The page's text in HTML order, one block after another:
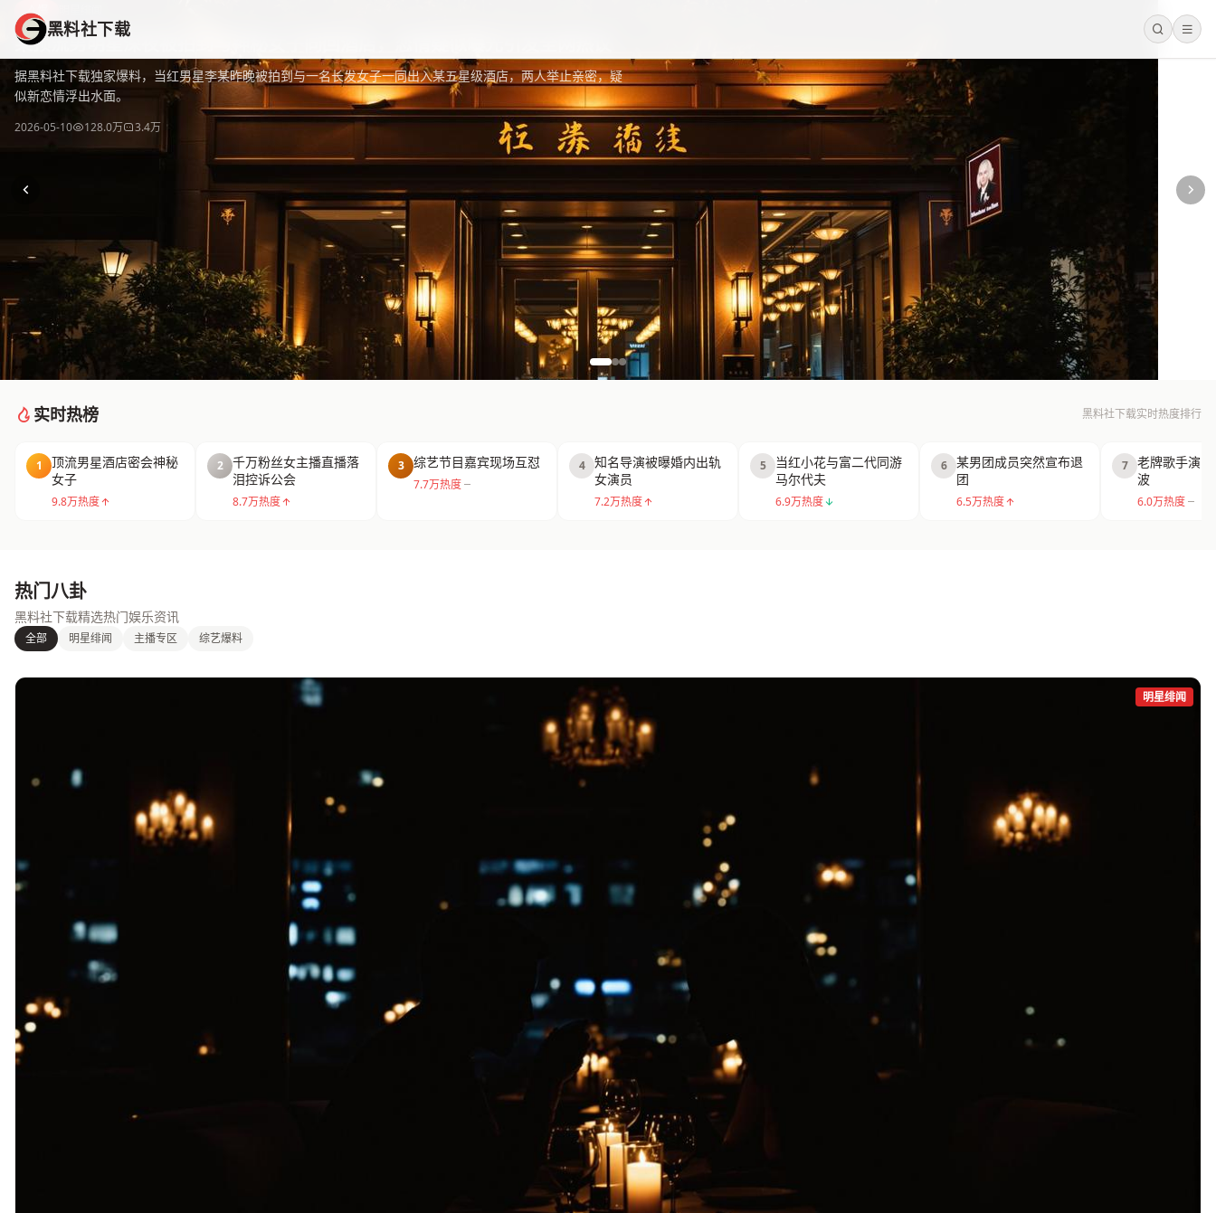
黑料社下载
黑料社下载
黑料社下载 - 全网热门黑料资源免费下载平台，海量独家爆料内容一键获取更新最快
某顶流男明星深夜被拍到与神秘女子同回酒店，恋情疑似曝光引发全网热议
据黑料社下载独家爆料，当红男星李某昨晚被拍到与一名长发女子一同出入某五星级酒店，两人举止亲密，疑
似新恋情浮出水面。
2026-05-10 128.0万 3.4万
实时热榜 黑料社下载实时热度排行
1
顶流男星酒店密会神秘
女子
9.8万热度
2
千万粉丝女主播直播落
泪控诉公会
8.7万热度
3 综艺节目嘉宾现场互怼
7.7万热度
4
知名导演被曝婚内出轨
女演员
7.2万热度
5
当红小花与富二代同游
马尔代夫
6.9万热度
6
某男团成员突然宣布退
团
6.5万热度
7
老牌歌手演
波
6.0万热度
热门八卦
黑料社下载精选热门娱乐资讯
全部 明星绯闻 主播专区 综艺爆料
明星绯闻